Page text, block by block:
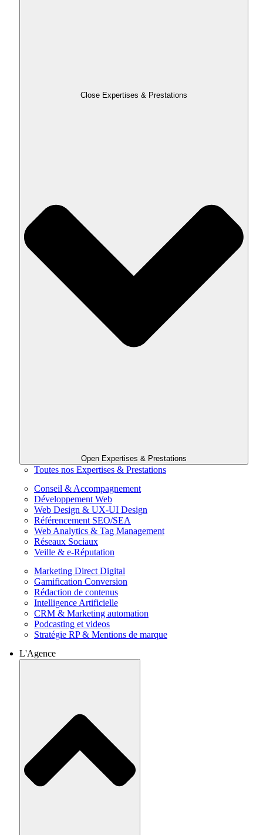
Close Expertises & Prestations
Open Expertises & Prestations
Toutes nos Expertises & Prestations
Conseil & Accompagnement
Développement Web
Web Design & UX-UI Design
Référencement SEO/SEA
Web Analytics & Tag Management
Réseaux Sociaux
Veille & e-Réputation
Marketing Direct Digital
Gamification Conversion
Rédaction de contenus
Intelligence Artificielle
CRM & Marketing automation
Podcasting et videos
Stratégie RP & Mentions de marque
L'Agence